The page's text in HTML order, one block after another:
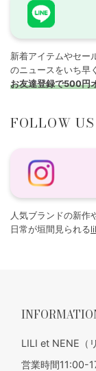
新着アイテムやセー
のニュースをいち早
お友達登録で500円
FOLLOW US
人気ブランドの新作
日常が垣間見られる
LILI et NENE（
営業時間11:00-